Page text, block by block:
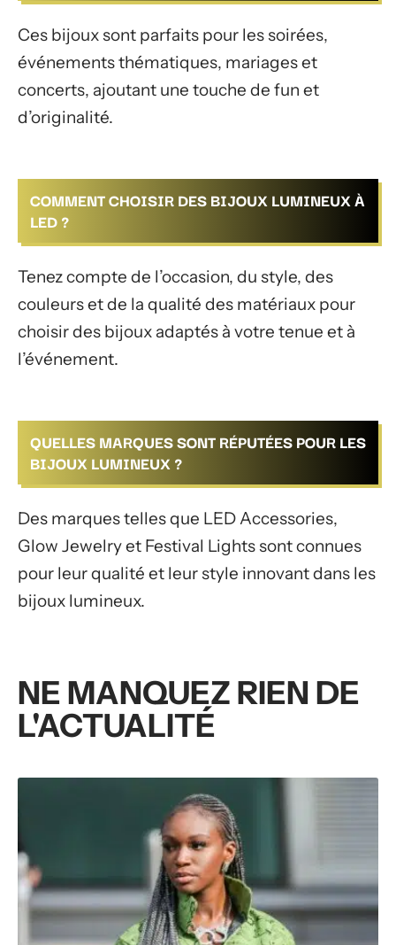
Ces bijoux sont parfaits pour les soirées,
événements thématiques, mariages et
concerts, ajoutant une touche de fun et
d’originalité.
COMMENT CHOISIR DES BIJOUX LUMINEUX À
LED ?
Tenez compte de l’occasion, du style, des
couleurs et de la qualité des matériaux pour
choisir des bijoux adaptés à votre tenue et à
l’événement.
QUELLES MARQUES SONT RÉPUTÉES POUR LES
BIJOUX LUMINEUX ?
Des marques telles que LED Accessories,
Glow Jewelry et Festival Lights sont connues
pour leur qualité et leur style innovant dans les
bijoux lumineux.
NE MANQUEZ RIEN DE
L'ACTUALITÉ